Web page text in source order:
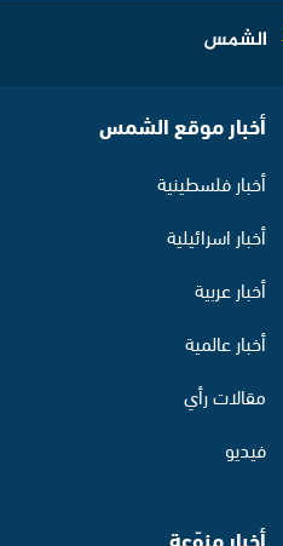
أخبار موقع الشمس
أخبار فلسطينية
أخبار اسرائيلية
أخبار عربية
أخبار عالمية
مقالات رأي
فيديو